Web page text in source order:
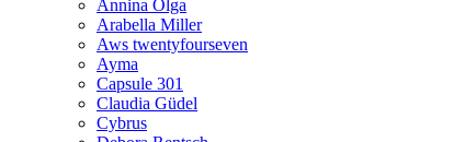
Annina Olga
Arabella Miller
Aws twentyfourseven
Ayma
Capsule 301
Claudia Güdel
Cybrus